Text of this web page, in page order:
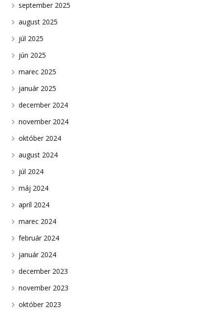
september 2025
august 2025
júl 2025
jún 2025
marec 2025
január 2025
december 2024
november 2024
október 2024
august 2024
júl 2024
máj 2024
apríl 2024
marec 2024
február 2024
január 2024
december 2023
november 2023
október 2023